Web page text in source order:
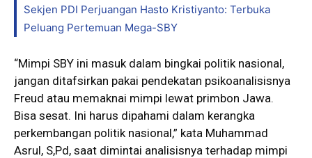
Sekjen PDI Perjuangan Hasto Kristiyanto: Terbuka
Peluang Pertemuan Mega-SBY
“Mimpi SBY ini masuk dalam bingkai politik nasional,
jangan ditafsirkan pakai pendekatan psikoanalisisnya
Freud atau memaknai mimpi lewat primbon Jawa.
Bisa sesat. Ini harus dipahami dalam kerangka
perkembangan politik nasional,” kata Muhammad
Asrul, S,Pd, saat dimintai analisisnya terhadap mimpi